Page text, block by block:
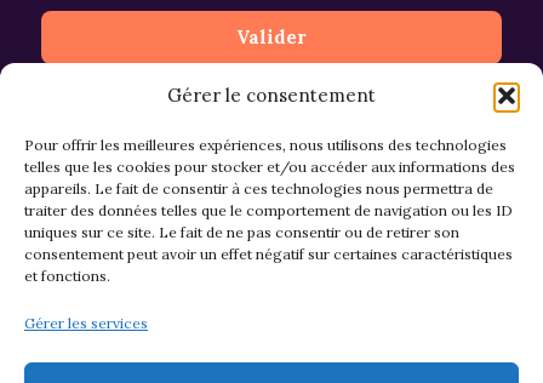
Gérer le consentement
Pour offrir les meilleures expériences, nous utilisons des technologies
telles que les cookies pour stocker et/ou accéder aux informations des
appareils. Le fait de consentir à ces technologies nous permettra de
traiter des données telles que le comportement de navigation ou les ID
uniques sur ce site. Le fait de ne pas consentir ou de retirer son
consentement peut avoir un effet négatif sur certaines caractéristiques
et fonctions.
Gérer les services
CGV et Retours